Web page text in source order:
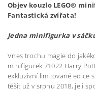
Objev kouzlo LEGO®
Fantastická zvířata!
Jedna minifigurka v
Vnes trochu magie do
minifigurek 71022 Harry
exkluzivní limitované edice
těšit už v srpnu 2018, je i